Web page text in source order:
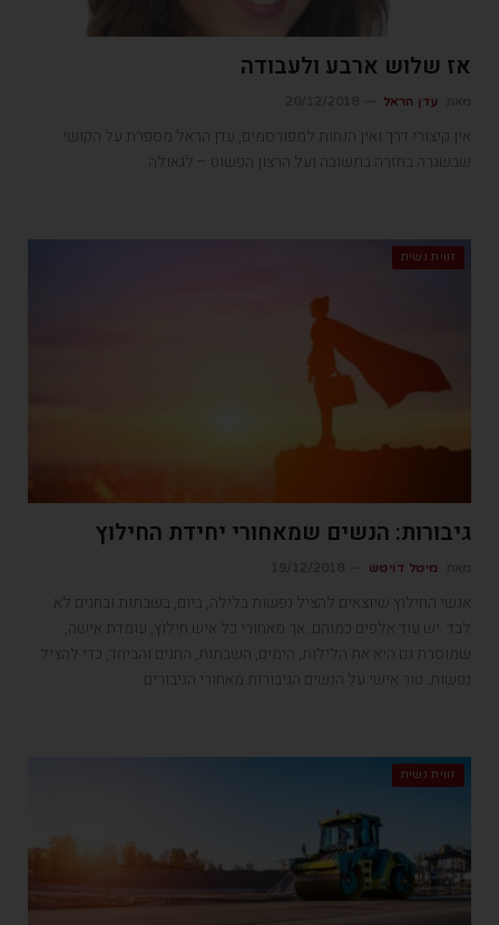
אז שלוש ארבע ולעבודה
עדן הראל
אין קיצורי דרך ואין הנחות למפורסמים, עדן הראל מספרת על הקושי
שבשגרה בחזרה בתשובה ועל הרצון הפשוט – לגאולה
זווית נשית
גיבורות: הנשים שמאחורי יחידת החילוץ
מיטל דויטש
אנשי החילוץ שיוצאים להציל נפשות בלילה, ביום, בשבתות ובחגים לא
לבד. יש עוד אלפים כמוהם. אך מאחורי כל איש חילוץ, עומדת אישה,
שמוסרת גם היא את הלילות, הימים, השבתות, החגים והביחד, כדי להציל
נפשות. טור אישי על הנשים הגיבורות מאחורי הגיבורים
זווית נשית